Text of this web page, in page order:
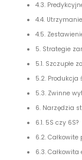
4.3.
4.4.
4.5.
5. Strategie
5.1. Szczupłe
5.2.
5.3. Zwinne
6. Narzędzia
6.1. 5S czy 6S?
6.2.
6.3.